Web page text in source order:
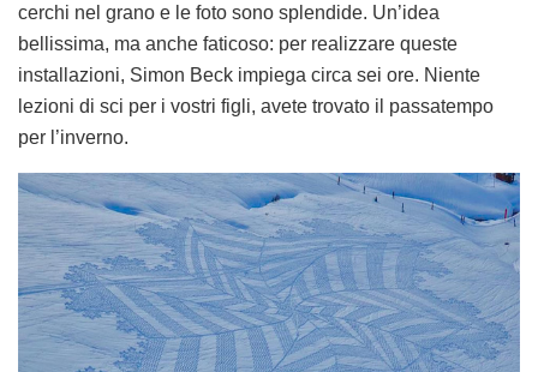
cerchi nel grano e le foto sono splendide. Un’idea
bellissima, ma anche faticoso: per realizzare queste
installazioni, Simon Beck impiega circa sei ore. Niente
lezioni di sci per i vostri figli, avete trovato il passatempo
per l’inverno.